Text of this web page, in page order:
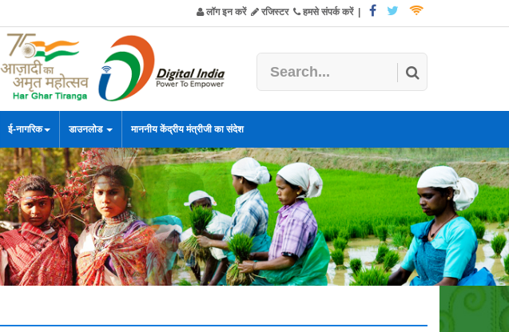
लॉग इन करें रजिस्टर हमसे संपर्क करें|
ई-नागरिक डाउनलोड माननीय केंद्रीय मंत्रीजी का संदेश